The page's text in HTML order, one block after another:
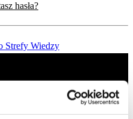
hasła?
Strefy Wiedzy